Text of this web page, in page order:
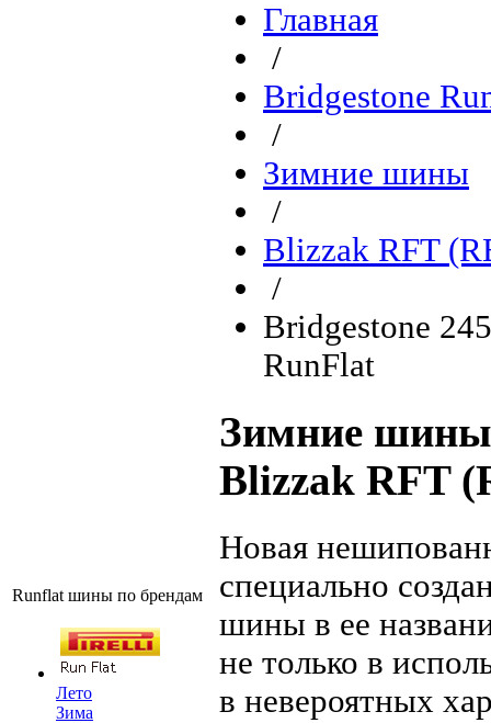
Runflat шины по брендам
Лето
Зима
Главная
/
Bridgestone
/
Зимние шины
/
Blizzak RFT
/
Bridgestone
RunFlat
Зимние шины
Blizzak RFT
Новая
специально
шины в ее
не только в
в невероятных